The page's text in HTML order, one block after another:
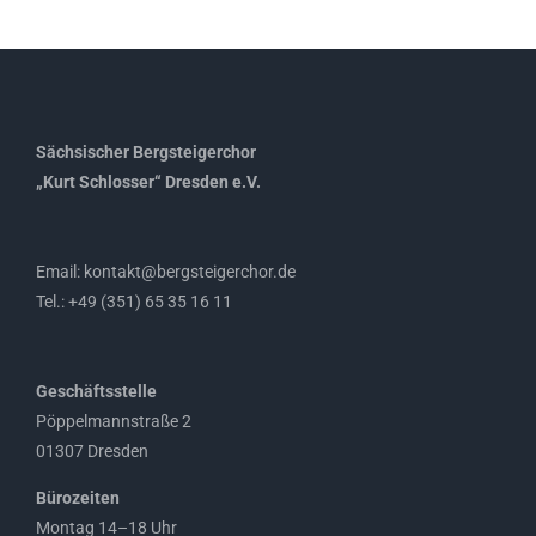
Sächsischer Bergsteigerchor
„Kurt Schlosser“ Dresden e.V.
Email: kontakt@bergsteigerchor.de
Tel.: +49 (351) 65 35 16 11
Geschäftsstelle
Pöppelmannstraße 2
01307 Dresden
Bürozeiten
Montag 14–18 Uhr